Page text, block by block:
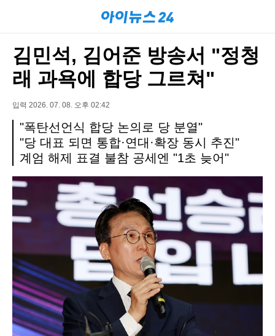
김민석, 김어준 방송서 "정청
래 과욕에 합당 그르쳐"
입력 2026. 07. 08. 오후 02:42
"폭탄선언식 합당 논의로 당 분열"
"당 대표 되면 통합·연대·확장 동시 추진"
계엄 해제 표결 불참 공세엔 "1초 늦어"